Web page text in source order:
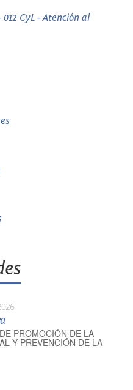
CyL - Atención al
PROMOCIÓN DE LA
Y PREVENCIÓN DE LA